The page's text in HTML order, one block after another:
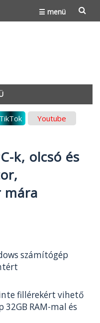
☰ menü
TikTok Youtube
k, olcsó és
mára
számítógép
fillérekért vihető
32GB RAM-mal és